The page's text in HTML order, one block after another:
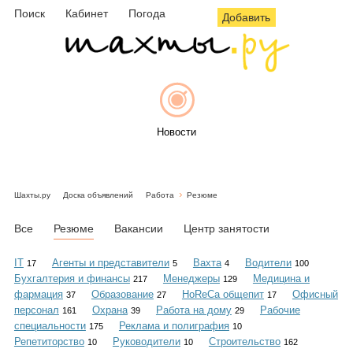
Поиск Кабинет Погода Добавить
Новости
Объявления
Шахты.ру Доска объявлений Работа Резюме
Все Резюме Вакансии Центр занятости
IT 17 Агенты и представители 5 Вахта 4 Водители 100
Бухгалтерия и финансы 217 Менеджеры 129
Медицина и
фармация 37 Образование 27 HoReCa общепит 17
Офисный
персонал 161 Охрана 39 Работа на дому 29
Рабочие
специальности 175 Реклама и полиграфия 10
Репетиторство 10 Руководители 10 Строительство 162